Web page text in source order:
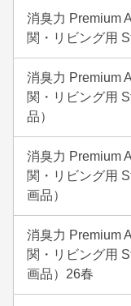
消臭力 Premium
関・リビング用
消臭力 Premium
関・リビング用
品）
消臭力 Premium
関・リビング用
画品）
消臭力 Premium
関・リビング用
画品）26春